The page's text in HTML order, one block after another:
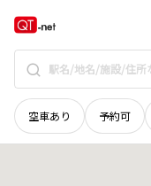
空車あり 予約可
北海道